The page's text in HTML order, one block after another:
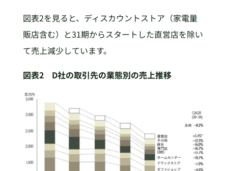
図表2を見ると、ディスカウントストア（家電量
販店含む）と31期からスタートした直営店を除い
て売上減少しています。
図表2 D社の取引先の業態別の売上推移